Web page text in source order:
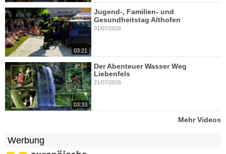
03:21
Jugend-, Familien- und
Gesundheitstag Althofen
01/07/2026
03:33
Der Abenteuer Wasser Weg
Liebenfels
21/07/2026
Mehr Videos
Werbung